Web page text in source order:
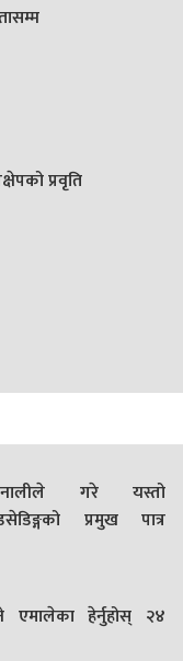
प्रवृति
गरे यस्तो
प्रमुख पात्र
एमालेका हेर्नुहोस् २४